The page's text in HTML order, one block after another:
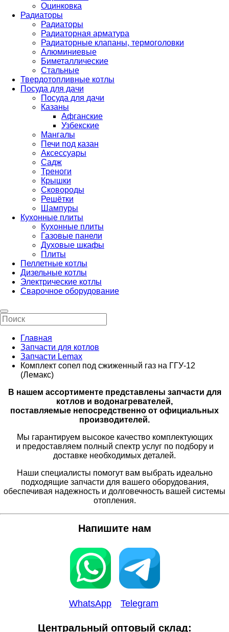
Оцинковка
Радиаторы
Радиаторы
Радиаторная арматура
Радиаторные клапаны, термоголовки
Алюминиевые
Биметаллические
Стальные
Твердотопливные котлы
Посуда для дачи
Посуда для дачи
Казаны
Афганские
Узбекские
Мангалы
Печи под казан
Аксессуары
Садж
Треноги
Крышки
Сковороды
Решётки
Шампуры
Кухонные плиты
Кухонные плиты
Газовые панели
Духовые шкафы
Плиты
Пеллетные котлы
Дизельные котлы
Электрические котлы
Сварочное оборудование
Главная
Запчасти для котлов
Запчасти Lemax
Комплект сопел под сжиженный газ на ГГУ-12
(Лемакс)
В нашем ассортименте представлены запчасти для
котлов и водонагревателей,
поставляемые непосредственно от официальных
производителей.
Мы гарантируем высокое качество комплектующих
и предоставляем полный спектр услуг по подбору и
доставке необходимых деталей.
Наши специалисты помогут вам выбрать идеально
подходящие запчасти для вашего оборудования,
обеспечивая надежность и долговечность вашей системы
отопления.
Напишите нам
WhatsApp Telegram
Центральный оптовый склад: